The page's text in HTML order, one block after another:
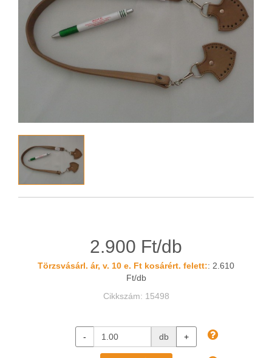
2.900 Ft/db
Törzsvásárl. ár, v. 10 e. Ft kosárért. felett:: 2.610
Ft/db
Cikkszám: 15498
- db +